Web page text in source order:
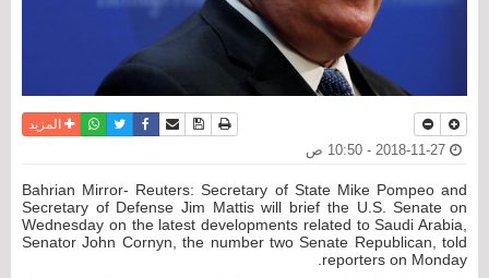
نسخة للطباعة
حفظ الموضوع
أرسل الى صديق
فيسبوكتويترواتسابالمزيد
Bahrian Mirror- Reuters: Secretary of State Mike Pompeo and
Secretary of Defense Jim Mattis will brief the U.S. Senate on
Wednesday on the latest developments related to Saudi Arabia,
Senator John Cornyn, the number two Senate Republican, told
reporters on Monday.